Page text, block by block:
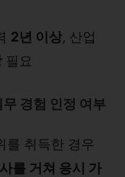
2년 이상, 산업
필요
경험 인정 여부
를 취득한 경우
를 거쳐 응시 가